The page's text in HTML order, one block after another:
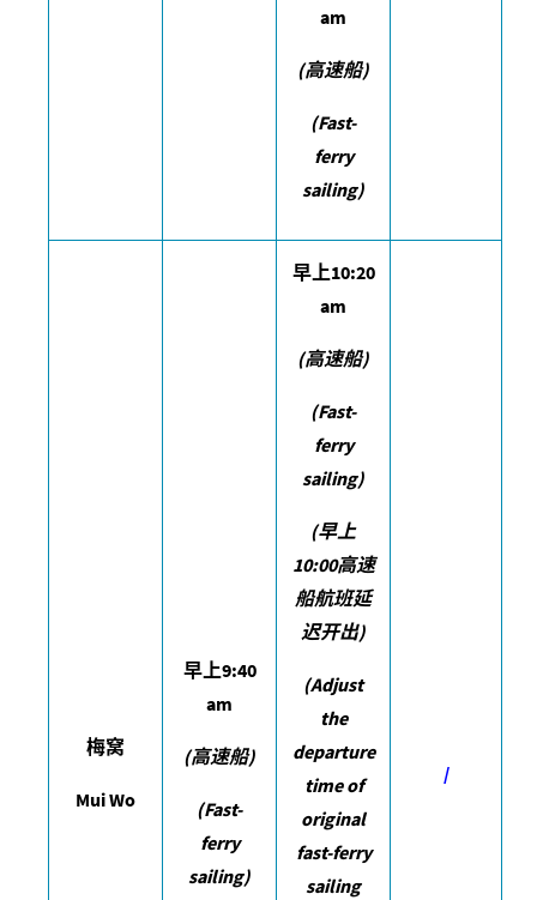
am
(高速船)
(Fast-
ferry
sailing)
梅窝
Mui Wo
早上9:40
am
(高速船)
(Fast-
ferry
sailing)
早上10:20
am
(高速船)
(Fast-
ferry
sailing)
(早上
10:00高速
船航班延
迟开出)
(Adjust
the
departure
time of
original
fast-ferry
sailing
/